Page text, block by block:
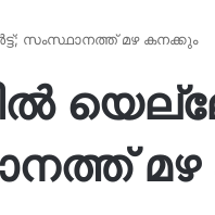
സംസ്ഥാനത്ത് മഴ കനക്കും